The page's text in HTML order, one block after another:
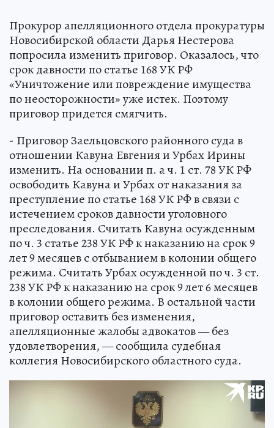
Прокурор апелляционного отдела прокуратуры
Новосибирской области Дарья Нестерова
попросила изменить приговор. Оказалось, что
срок давности по статье 168 УК РФ
«Уничтожение или повреждение имущества
по неосторожности» уже истек. Поэтому
приговор придется смягчить.
- Приговор Заельцовского районного суда в
отношении Кавуна Евгения и Урбах Ирины
изменить. На основании п. а ч. 1 ст. 78 УК РФ
освободить Кавуна и Урбах от наказания за
преступление по статье 168 УК РФ в связи с
истечением сроков давности уголовного
преследования. Считать Кавуна осужденным
по ч. 3 статье 238 УК РФ к наказанию на срок 9
лет 9 месяцев с отбыванием в колонии общего
режима. Считать Урбах осужденной по ч. 3 ст.
238 УК РФ к наказанию на срок 9 лет 6 месяцев
в колонии общего режима. В остальной части
приговор оставить без изменения,
апелляционные жалобы адвокатов — без
удовлетворения, — сообщила судебная
коллегия Новосибирского областного суда.